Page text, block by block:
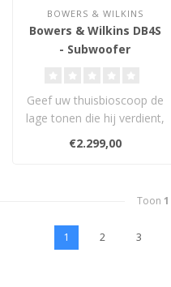
BOWERS & WILKINS
Bowers & Wilkins DB4S
- Subwoofer
Geef uw thuisbioscoop de
lage tonen die hij verdient,
krachtig..
€2.299,00
Toon 1
1 2 3